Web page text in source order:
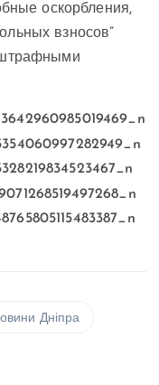
оскорбления,
взносов”
штрафными
Дніпра